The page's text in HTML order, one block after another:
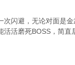
闪避，无论对面是
活磨死BOSS，简直